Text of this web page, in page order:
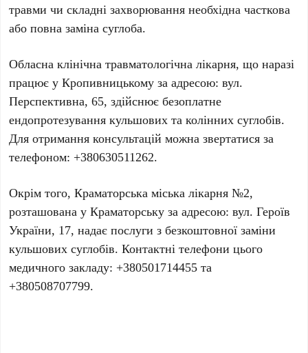
травми чи складні захворювання необхідна часткова
або повна заміна суглоба.
Обласна клінічна травматологічна лікарня, що наразі
працює уКропивницькому за адресою:вул.
Перспективна, 65, здійснює безоплатне
ендопротезуваннякульшових таколінних суглобів.
Для отримання консультацій можна звертатися за
телефоном: +380630511262.
Окрім того,Краматорська міська лікарня №2,
розташована уКраматорську за адресою:вул. Героїв
України, 17, надає послуги з безкоштовної заміни
кульшових суглобів. Контактні телефони цього
медичного закладу: +380501714455 та
+380508707799.